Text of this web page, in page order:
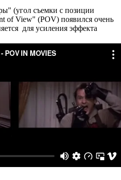
(угол съемки с позиции
of View" (POV) появился очень
для усиления эффекта